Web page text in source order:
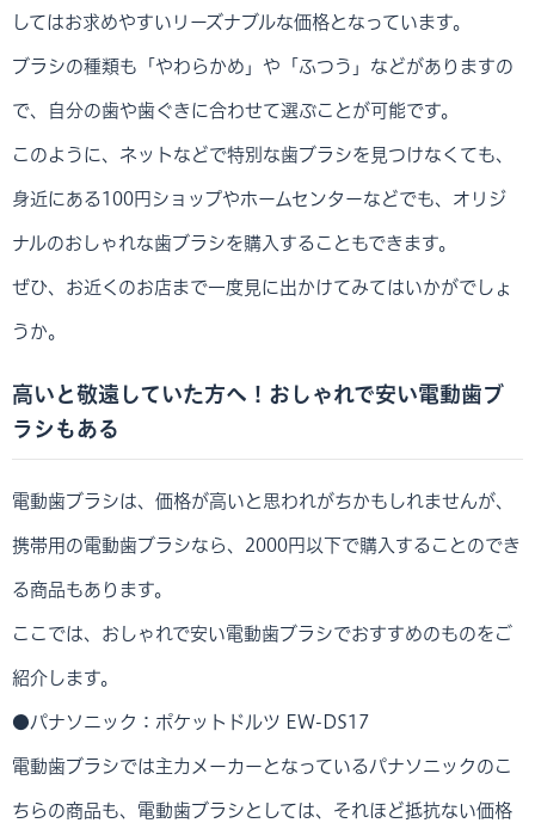
してはお求めやすいリーズナブルな価格となっています。
ブラシの種類も「やわらかめ」や「ふつう」などがありますの
で、自分の歯や歯ぐきに合わせて選ぶことが可能です。
このように、ネットなどで特別な歯ブラシを見つけなくても、
身近にある100円ショップやホームセンターなどでも、オリジ
ナルのおしゃれな歯ブラシを購入することもできます。
ぜひ、お近くのお店まで一度見に出かけてみてはいかがでしょ
うか。
高いと敬遠していた方へ！おしゃれで安い電動歯ブ
ラシもある
電動歯ブラシは、価格が高いと思われがちかもしれませんが、
携帯用の電動歯ブラシなら、2000円以下で購入することのでき
る商品もあります。
ここでは、おしゃれで安い電動歯ブラシでおすすめのものをご
紹介します。
●パナソニック：ポケットドルツ EW-DS17
電動歯ブラシでは主力メーカーとなっているパナソニックのこ
ちらの商品も、電動歯ブラシとしては、それほど抵抗ない価格